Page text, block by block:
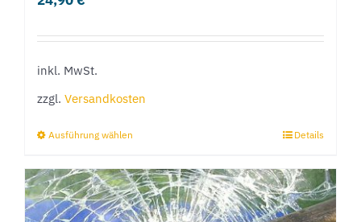
inkl. MwSt.
zzgl. Versandkosten
Ausführung wählen
weist
mehrere
Details